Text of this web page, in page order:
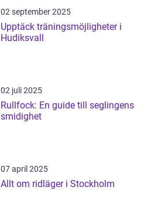
02 september 2025
Upptäck träningsmöjligheter i
Hudiksvall
02 juli 2025
Rullfock: En guide till seglingens
smidighet
07 april 2025
Allt om ridläger i Stockholm